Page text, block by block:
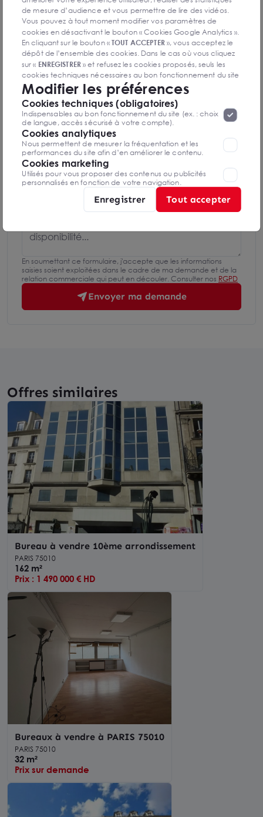
01 85 53 75 34
Mettre en favoris
Nom Prénom
Email
Téléphone
En soumettant ce formulaire, j'accepte que les informations
saisies soient exploitées dans le cadre de ma demande et de la
relation commerciale qui peut en découler. Consulter nos RGPD
Envoyer ma demande
Offres similaires
Bureau à vendre 10ème arrondissement
PARIS 75010
162 m²
Prix : 1 490 000 € HD
Bureaux à vendre à PARIS 75010
PARIS 75010
32 m²
Prix sur demande
de mesure d’audience et vous permettre de lire des vidéos.
Vous pouvez à tout moment modifier vos paramètres de
cookies en désactivant le bouton « Cookies Google Analytics ».
En cliquant sur le bouton «TOUT ACCEPTER», vous acceptez le
dépôt de l’ensemble des cookies. Dans le cas où vous cliquez
sur « ENREGISTRER» et refusez les cookies proposés, seuls les
cookies techniques nécessaires au bon fonctionnement du site
seront déposés. Pour plus d’informations, vous pouvez consulter
«Protection des données à caractère
personnel ».Lorsque vous naviguez sur notre site internet, il
peut être amenée à déposer des cookies. Vous avez la
possibilité de désactiver les cookies, ces réglages ne seront
valables que sur le navigateur que vous utilisez actuellement
Modifier les préférences
Cookies techniques (obligatoires)
Indispensables au bon fonctionnement du site (ex. : choix
de langue, accès sécurisé à votre compte).
Cookies analytiques
Nous permettent de mesurer la fréquentation et les
performances du site afin d’en améliorer le contenu.
Cookies marketing
Utilisés pour vous proposer des contenus ou publicités
personnalisés en fonction de votre navigation.
Enregistrer Tout accepter